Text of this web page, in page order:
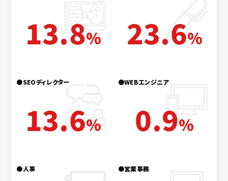
13.8% 23.6%
●SEOディレクター
13.6%
●WEBエンジニア
0.9%
●人事 ●営業事務